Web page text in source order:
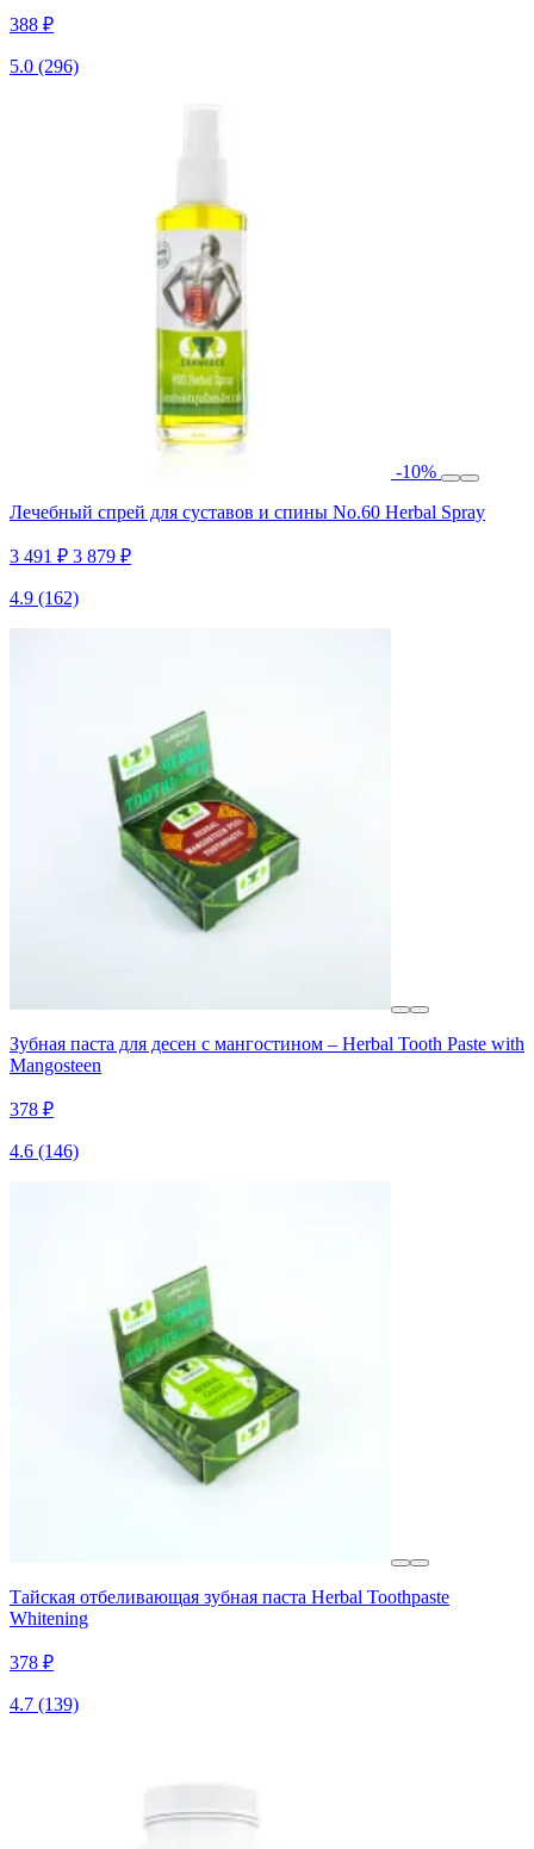
388 ₽
5.0 (296)
-10%
Лечебный спрей для суставов и спины No.60 Herbal Spray
3 491 ₽ 3 879 ₽
4.9 (162)
Зубная паста для десен с мангостином – Herbal Tooth Paste with
Mangosteen
378 ₽
4.6 (146)
Тайская отбеливающая зубная паста Herbal Toothpaste
Whitening
378 ₽
4.7 (139)